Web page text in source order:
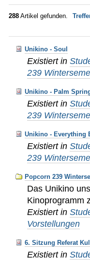
288 Artikel gefunden.
Unikino - Soul
Existiert in
239
Unikino - Palm
Existiert in
239
Unikino - Everything
Existiert in
239
Popcorn 239
Das Unikino
Kinoprogramm
Existiert in
Vorstellungen
6. Sitzung Referat
Existiert in